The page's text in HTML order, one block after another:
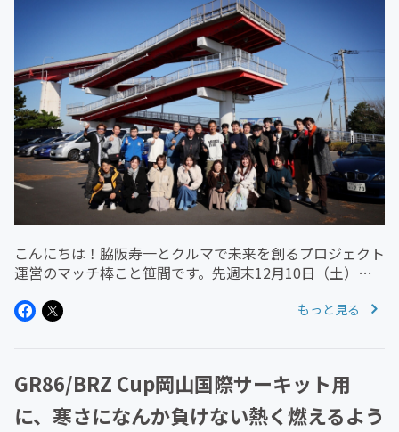
こんにちは！脇阪寿一とクルマで未来を創るプロジェクト
運営のマッチ棒こと笹間です。先週末12月10日（土）
で、朝から千葉にドライブ、そして夕方からは都内で忘年
もっと見る
GR86/BRZ Cup岡山国際サーキット用
に、寒さになんか負けない熱く燃えるよう